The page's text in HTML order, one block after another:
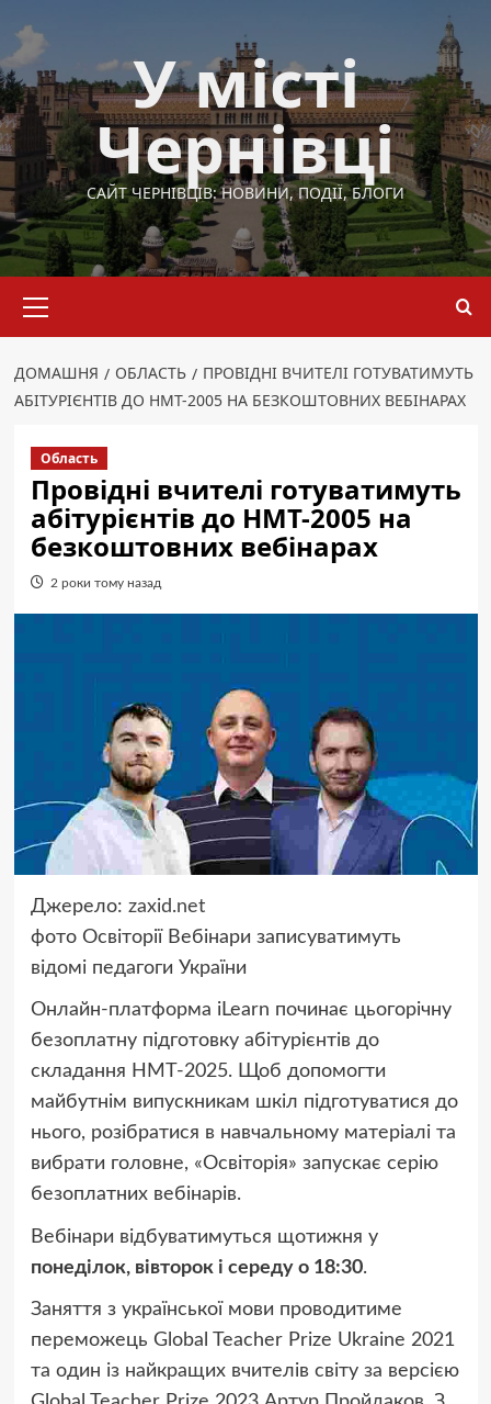
до
вмісту
У місті
Чернівці
САЙТ ЧЕРНІВЦІВ: НОВИНИ, ПОДІЇ, БЛОГИ
меню
ДОМАШНЯ ОБЛАСТЬ
ПРОВІДНІ ВЧИТЕЛІ ГОТУВАТИМУТЬ
АБІТУРІЄНТІВ ДО НМТ-2005 НА БЕЗКОШТОВНИХ ВЕБІНАРАХ
Область
Провідні вчителі готуватимуть
абітурієнтів до НМТ-2005 на
безкоштовних вебінарах
2 роки тому назад
Джерело: zaxid.net
фото Освіторії Вебінари записуватимуть
відомі педагоги України
Онлайн-платформа iLearn починає цьогорічну
безоплатну підготовку абітурієнтів до
складання НМТ-2025. Щоб допомогти
майбутнім випускникам шкіл підготуватися до
нього, розібратися в навчальному матеріалі та
вибрати головне, «Освіторія» запускає серію
безоплатних вебінарів.
Вебінари відбуватимуться щотижня у
понеділок, вівторок і середу о 18:30.
Заняття з української мови проводитиме
переможець Global Teacher Prize Ukraine 2021
та один із найкращих вчителів світу за версією